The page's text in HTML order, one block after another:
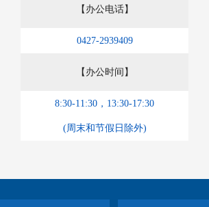
【办公电话】
0427-2939409
【办公时间】
8:30-11:30，13:30-17:30
(周末和节假日除外)